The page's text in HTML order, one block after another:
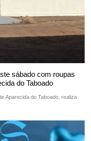
sábado com roupas
do Taboado
Aparecida do Taboado, realiza